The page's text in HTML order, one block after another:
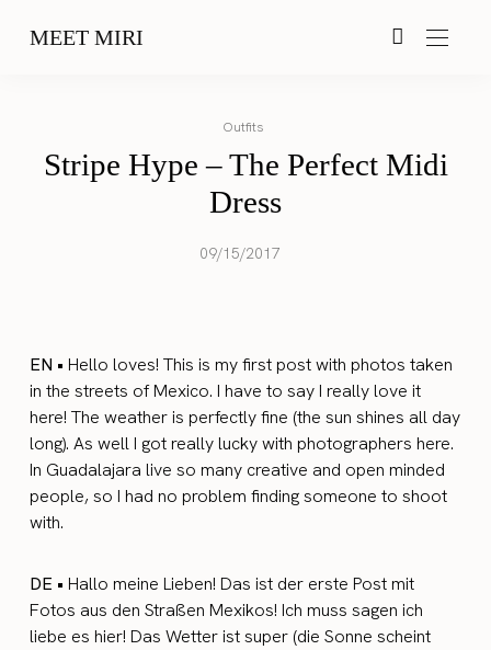
MEET MIRI
Outfits
Stripe Hype – The Perfect Midi
Dress
09/15/2017
EN • Hello loves! This is my first post with photos taken
in the streets of Mexico. I have to say I really love it
here! The weather is perfectly fine (the sun shines all day
long). As well I got really lucky with photographers here.
In Guadalajara live so many creative and open minded
people, so I had no problem finding someone to shoot
with.
DE • Hallo meine Lieben! Das ist der erste Post mit
Fotos aus den Straßen Mexikos! Ich muss sagen ich
liebe es hier! Das Wetter ist super (die Sonne scheint